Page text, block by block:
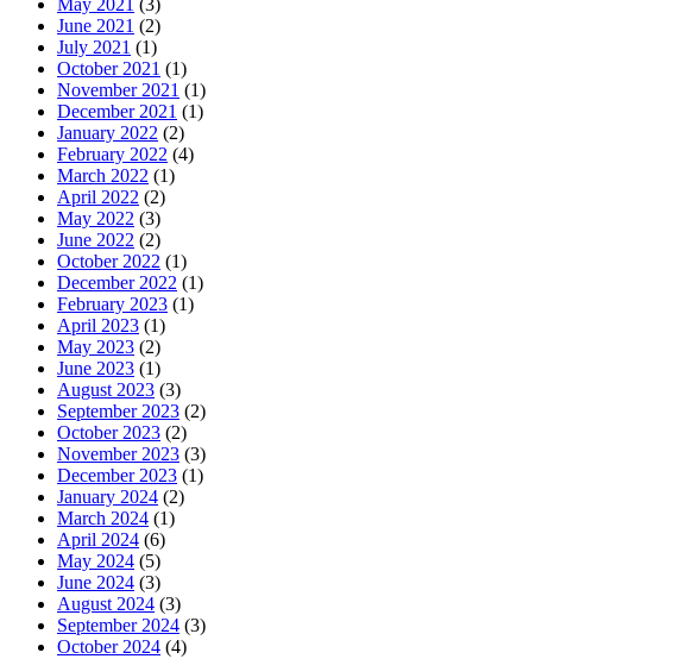
May 2021 (3)
June 2021 (2)
July 2021 (1)
October 2021 (1)
November 2021 (1)
December 2021 (1)
January 2022 (2)
February 2022 (4)
March 2022 (1)
April 2022 (2)
May 2022 (3)
June 2022 (2)
October 2022 (1)
December 2022 (1)
February 2023 (1)
April 2023 (1)
May 2023 (2)
June 2023 (1)
August 2023 (3)
September 2023 (2)
October 2023 (2)
November 2023 (3)
December 2023 (1)
January 2024 (2)
March 2024 (1)
April 2024 (6)
May 2024 (5)
June 2024 (3)
August 2024 (3)
September 2024 (3)
October 2024 (4)